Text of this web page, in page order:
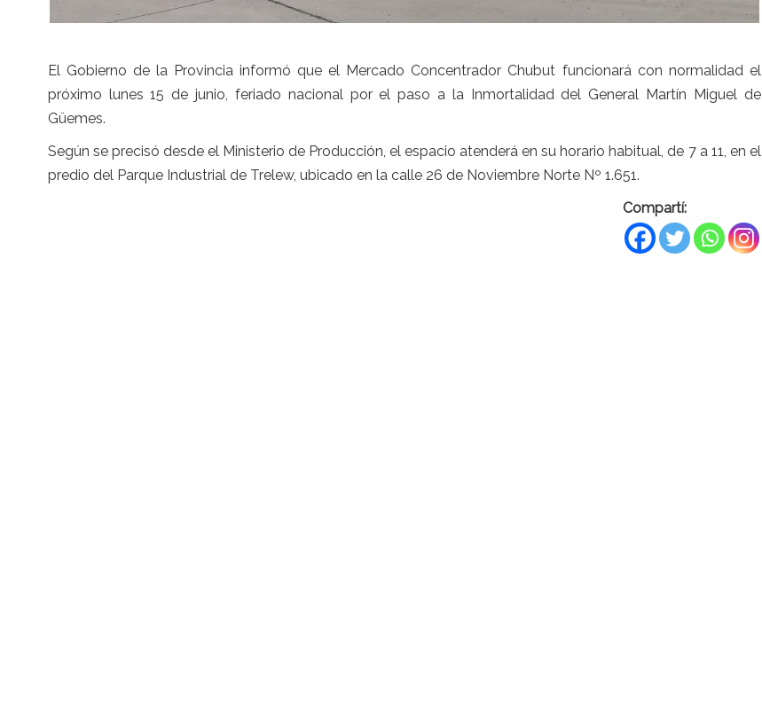
El Gobierno de la Provincia informó que el Mercado Concentrador Chubut funcionará con normalidad el
próximo lunes 15 de junio, feriado nacional por el paso a la Inmortalidad del General Martín Miguel de
Güemes.
Según se precisó desde el Ministerio de Producción, el espacio atenderá en su horario habitual, de 7 a 11, en el
predio del Parque Industrial de Trelew, ubicado en la calle 26 de Noviembre Norte Nº 1.651.
Compartí: